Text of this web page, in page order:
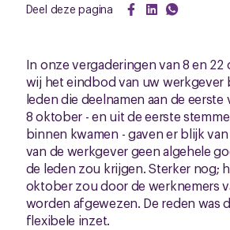
Deel deze pagina
In onze vergaderingen van 8 en
wij het eindbod van uw werkgever
leden die deelnamen aan de eerste
8 oktober - en uit de eerste
binnen kwamen - gaven er blijk
van de werkgever geen algehele
de leden zou krijgen. Sterker nog;
oktober zou door de werknemers
worden afgewezen. De reden was
flexibele inzet.